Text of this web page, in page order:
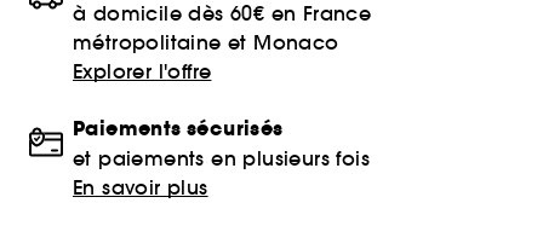
à domicile dès 60€ en France
métropolitaine et Monaco
Explorer l'offre
Paiements sécurisés
et paiements en plusieurs fois
En savoir plus